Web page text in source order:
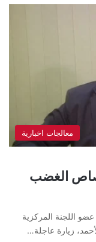
معالجات اخبارية
الغضب
اللجنة المركزية
زيارة عاجلة…